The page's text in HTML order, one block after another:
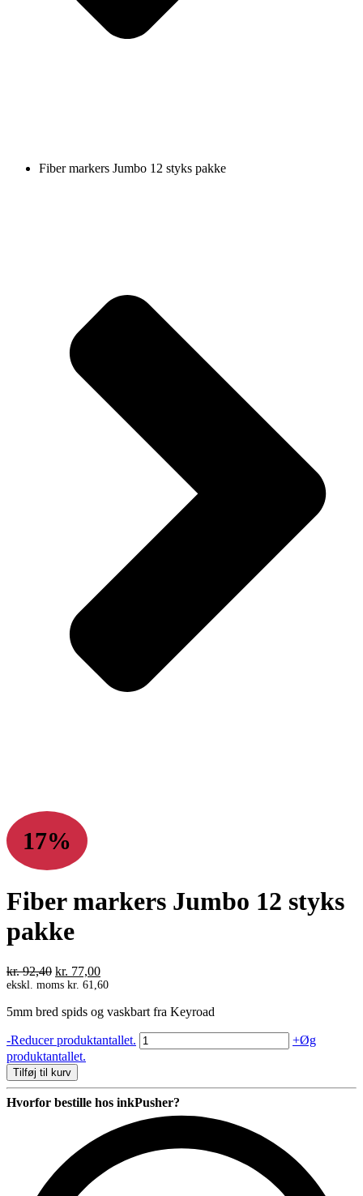
Fiber markers Jumbo 12 styks pakke
17%
Fiber markers Jumbo 12 styks
pakke
kr.92,40 Den
oprindelige
var:
kr. 77,00Den
aktuelle
er:
ekskl. moms kr. 61,60
5mm bred spids og vaskbart fra Keyroad
-Reducer produktantallet. Fiber
markers
styks
pakke
antal
+Øg
produktantallet.
Tilføj til kurv
Hvorfor bestille hos inkPusher?